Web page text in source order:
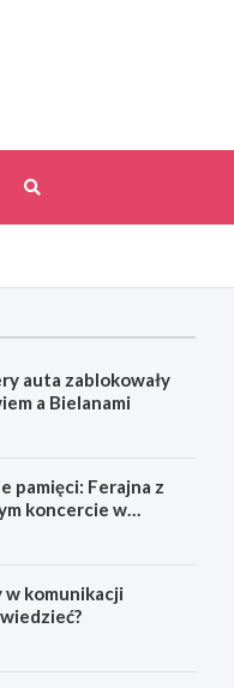
auta zablokowały
a Bielanami
pamięci: Ferajna z
koncercie w
komunikacji